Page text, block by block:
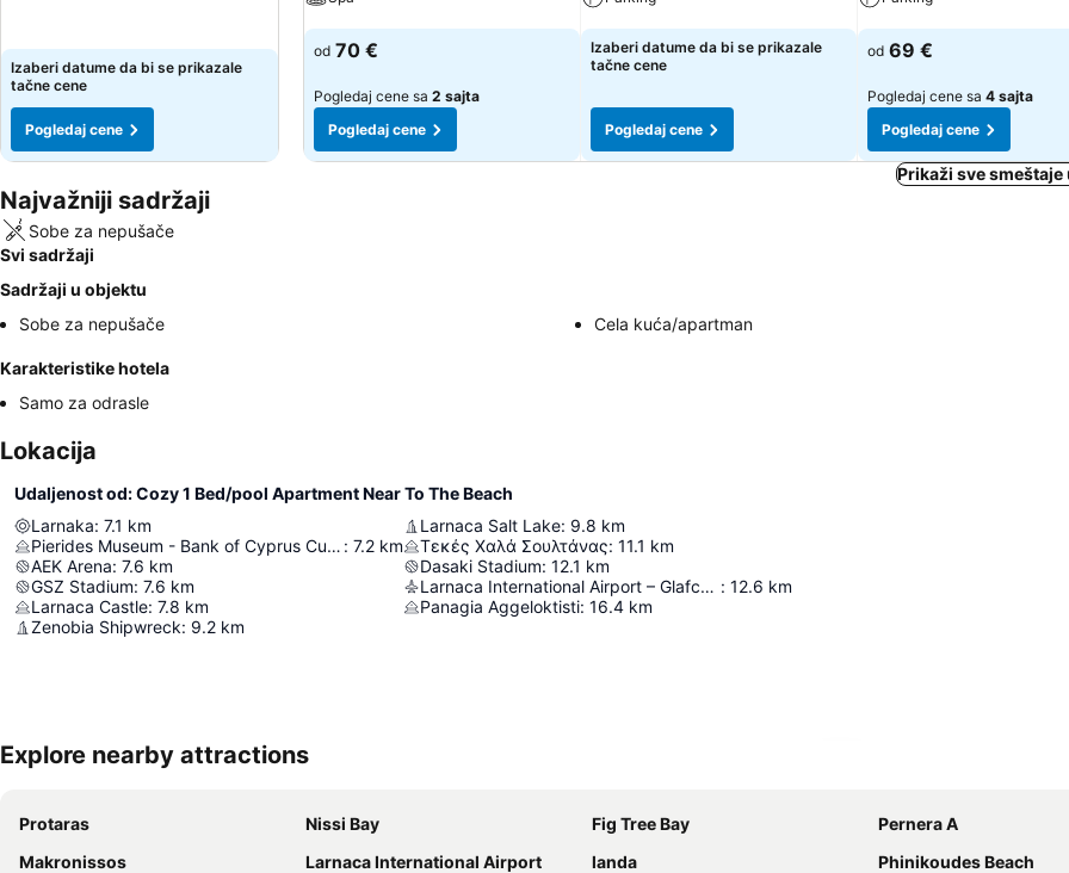
Izaberi datume da bi se prikazale
tačne cene
Pogledaj cene
Pogledaj cene
od 70 €
Pogledaj cene sa 2 sajta
Pogledaj cene
Pogledaj cene
Izaberi datume da bi se prikazale
tačne cene
Pogledaj cene
Pogledaj cene
od 69 €
Pogledaj cene sa 4 sajta
Pogledaj cene
Prikaži sve smeštaje
Najvažniji sadržaji
Sobe za nepušače
Svi sadržaji
Sadržaji u objektu
Sobe za nepušače
Cela kuća/apartman
Karakteristike hotela
Samo za odrasle
Lokacija
Udaljenost od: Cozy 1 Bed/pool Apartment Near To The Beach
Larnaka: 7.1 km
Pierides Museum - Bank of Cyprus Cultural Foundation : 7.2 km
AEK Arena: 7.6 km
GSZ Stadium: 7.6 km
Larnaca Castle: 7.8 km
Zenobia Shipwreck: 9.2 km
Larnaca Salt Lake: 9.8 km
Τεκές Χαλά Σουλτάνας: 11.1 km
Dasaki Stadium: 12.1 km
Larnaca International Airport – Glafcos Clerides : 12.6 km
Panagia Aggeloktisti: 16.4 km
Explore nearby attractions
Protaras Nissi Bay Fig Tree Bay
Pernera A
Makronissos
Larnaca International Airport landa
Phinikoudes Beach